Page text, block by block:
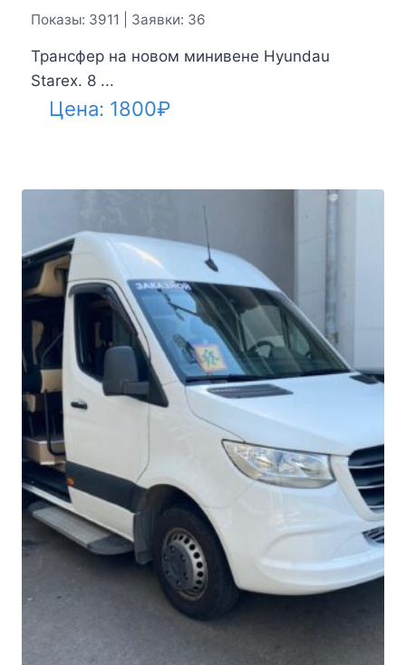
Показы: 3911 | Заявки: 36
Трансфер на новом минивене Hyundau
Starex. 8 ...
Цена: 1800₽